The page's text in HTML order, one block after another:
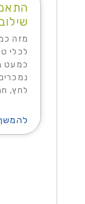
מזה
לכלי
כמעט
לחץ,